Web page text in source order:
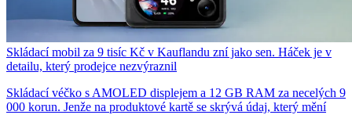
Skládací mobil za 9 tisíc Kč v Kauflandu zní jako sen. Háček je v
detailu, který prodejce nezvýraznil
Skládací véčko s AMOLED displejem a 12 GB RAM za necelých 9
000 korun. Jenže na produktové kartě se skrývá údaj, který mění